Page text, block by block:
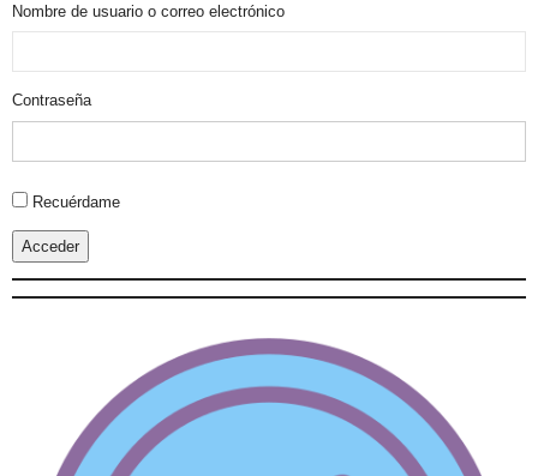
Nombre de usuario o correo electrónico
Contraseña
Alternative:
Recuérdame
Acceder